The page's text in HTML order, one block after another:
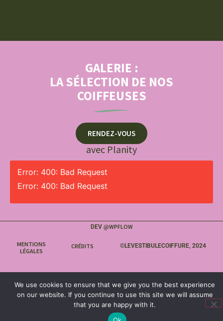
GALERIE :
LA SÉLECTION DE NOS
COIFFEUSES
RENDEZ-VOUS
avec Planity
Error: 400: Bad Request
Error: 400: Bad Request
DEV @WPFLOW
MENTIONS
LÉGALES
CRÉDITS ©LEVESTIBULECOIFFURE, 2024
We use cookies to ensure that we give you the best experience
on our website. If you continue to use this site we will assume
that you are happy with it.